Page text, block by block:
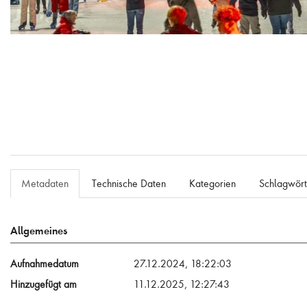
Metadaten Technische Daten Kategorien
Allgemeines
Aufnahmedatum
27.12.2024, 18:22:03
Hinzugefügt am
11.12.2025, 12:27:43